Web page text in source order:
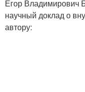
Егор Владимирович
научный доклад о
автору: